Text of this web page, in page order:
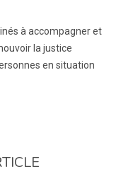
à accompagner et
la justice
en situation